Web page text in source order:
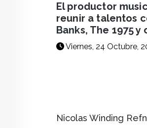
El productor
reunir a talentos
Banks, The 1975
Viernes, 24 Octubre,
Nicolas Winding